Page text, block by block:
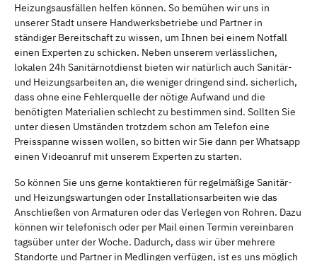
Heizungsausfällen helfen können. So bemühen wir uns in
unserer Stadt unsere Handwerksbetriebe und Partner in
ständiger Bereitschaft zu wissen, um Ihnen bei einem Notfall
einen Experten zu schicken. Neben unserem verlässlichen,
lokalen 24h Sanitärnotdienst bieten wir natürlich auch Sanitär-
und Heizungsarbeiten an, die weniger dringend sind. sicherlich,
dass ohne eine Fehlerquelle der nötige Aufwand und die
benötigten Materialien schlecht zu bestimmen sind. Sollten Sie
unter diesen Umständen trotzdem schon am Telefon eine
Preisspanne wissen wollen, so bitten wir Sie dann per Whatsapp
einen Videoanruf mit unserem Experten zu starten.
So können Sie uns gerne kontaktieren für regelmäßige Sanitär-
und Heizungswartungen oder Installationsarbeiten wie das
Anschließen von Armaturen oder das Verlegen von Rohren. Dazu
können wir telefonisch oder per Mail einen Termin vereinbaren
tagsüber unter der Woche. Dadurch, dass wir über mehrere
Standorte und Partner in Medlingen verfügen, ist es uns möglich